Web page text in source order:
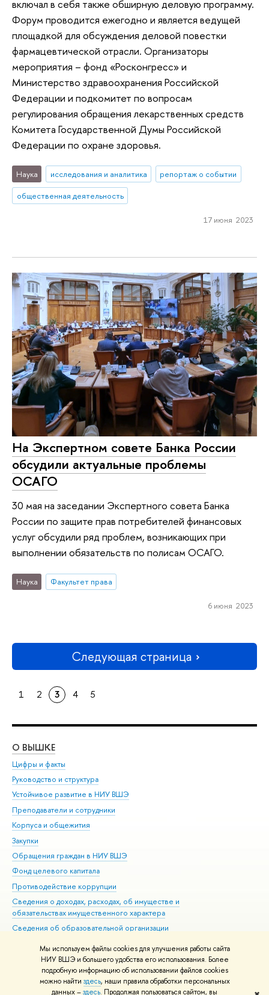
Мы используем файлы cookies для улучшения работы сайта
НИУ ВШЭ и большего удобства его использования. Более
подробную информацию об использовании файлов cookies
можно найти здесь, наши правила обработки персональных
данных –здесь. Продолжая пользоваться сайтом, вы
включал в себя также обширную деловую программу.
Форум проводится ежегодно и является ведущей
площадкой для обсуждения деловой повестки
фармацевтической отрасли. Организаторы
мероприятия – фонд «Росконгресс» и
Министерство здравоохранения Российской
Федерации и подкомитет по вопросам
регулирования обращения лекарственных средств
Комитета Государственной Думы Российской
Федерации по охране здоровья.
Наука исследования и аналитика
репортаж о событии
общественная деятельность
17 июня 2023
На Экспертном совете Банка России
обсудили актуальные проблемы
ОСАГО
30 мая на заседании Экспертного совета Банка
России по защите прав потребителей финансовых
услуг обсудили ряд проблем, возникающих при
выполнении обязательств по полисам ОСАГО.
Наука Факультет права
6 июня 2023
Следующая страница
1 2 3 4 5
О ВЫШКЕ
Цифры и факты
Руководство и структура
Устойчивое развитие в НИУ ВШЭ
Преподаватели и сотрудники
Корпуса и общежития
Закупки
Обращения граждан в НИУ ВШЭ
Фонд целевого капитала
Противодействие коррупции
Сведения о доходах, расходах, об имуществе и
обязательствах имущественного характера
Сведения об образовательной организации
Людям с ограниченными возможностями здоровья
Единая платежная страница
Работа в Вышке